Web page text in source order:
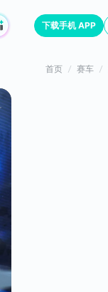
下载手机 APP
首页 赛车